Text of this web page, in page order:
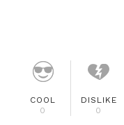
COOL
0
DISLIKE
0